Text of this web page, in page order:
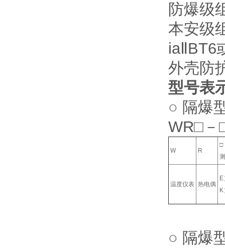
防爆级
本安级
iaⅡBT6
外壳防
型号表
○ 隔爆
WR□－
W R
□
温度仪表 热电偶
○ 隔爆